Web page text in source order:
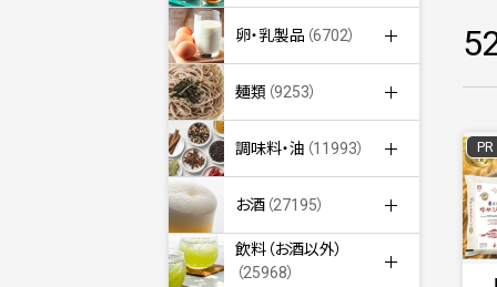
卵・乳製品 （6702）
麺類 （9253）
調味料・油 （11993）
お酒 （27195）
飲料（お酒以外）
（25968）
PR